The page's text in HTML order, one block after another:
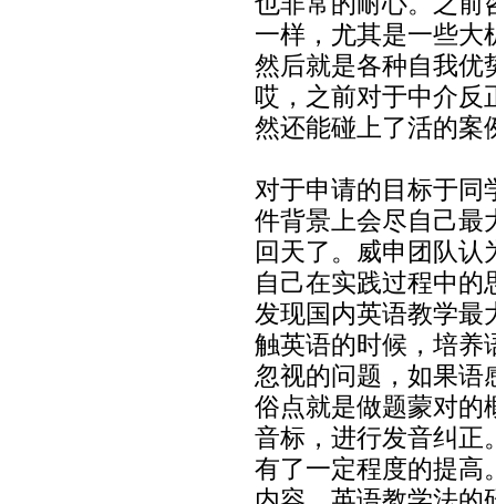
一样，尤其是一些大
然后就是各种自我优
哎，之前对于中介反
然还能碰上了活的案
对于申请的目标于同
件背景上会尽自己最
回天了。威申团队认
自己在实践过程中的
发现国内英语教学最
触英语的时候，培养
忽视的问题，如果语
俗点就是做题蒙对的
音标，进行发音纠正
有了一定程度的提高